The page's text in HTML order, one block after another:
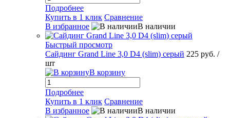
Подробнее
Купить в 1 клик Сравнение
В избранное
В наличии
Быстрый просмотр
Сайдинг Grand Line 3,0 D4 (slim) серый 225 руб. /
шт
В корзину
Подробнее
Купить в 1 клик Сравнение
В избранное
В наличии